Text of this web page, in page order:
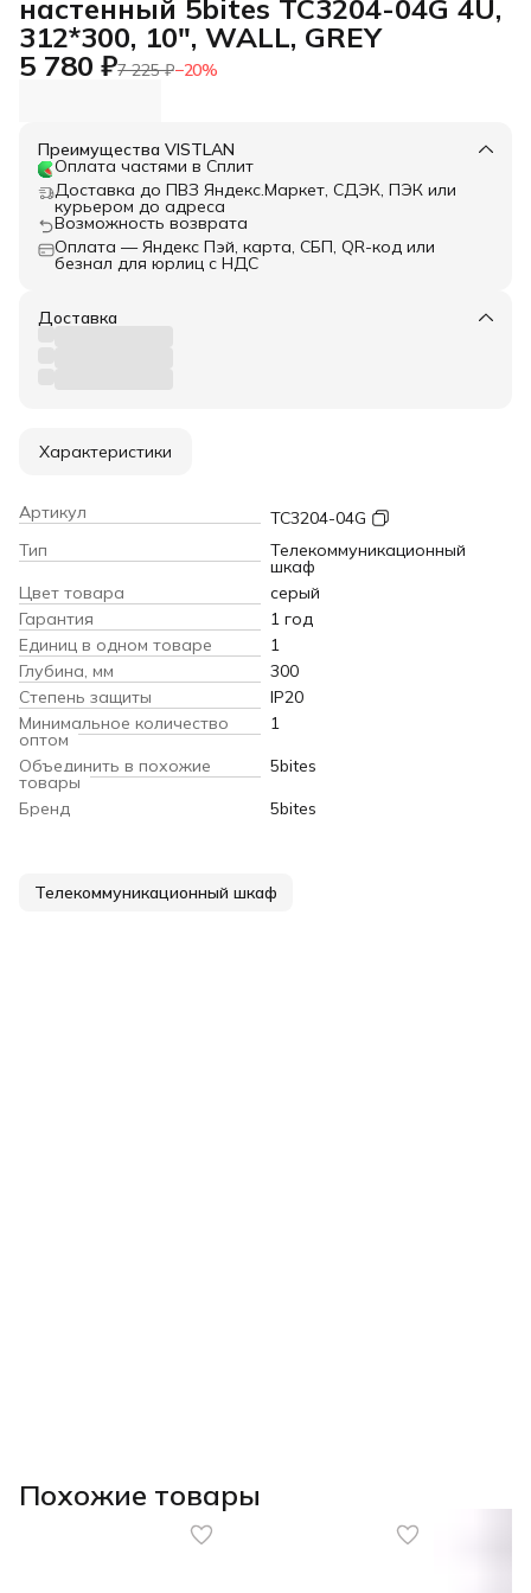
настенный 5bites TC3204-04G 4U,
312*300, 10", WALL, GREY
5 780 ₽7 225 ₽−20%
Преимущества VISTLAN
Оплата частями в Сплит
Доставка до ПВЗ Яндекс.Маркет, СДЭК, ПЭК или
курьером до адреса
Возможность возврата
Оплата — Яндекс Пэй, карта, СБП, QR-код или
безнал для юрлиц с НДС
Доставка
Характеристики
Артикул
TC3204-04G
Тип
Телекоммуникационный
шкаф
Цвет товара
серый
Гарантия
1 год
Единиц в одном товаре
1
Глубина, мм
300
Степень защиты
IP20
Минимальное количество
оптом
1
Объединить в похожие
товары
5bites
Бренд
5bites
Телекоммуникационный шкаф
Похожие товары